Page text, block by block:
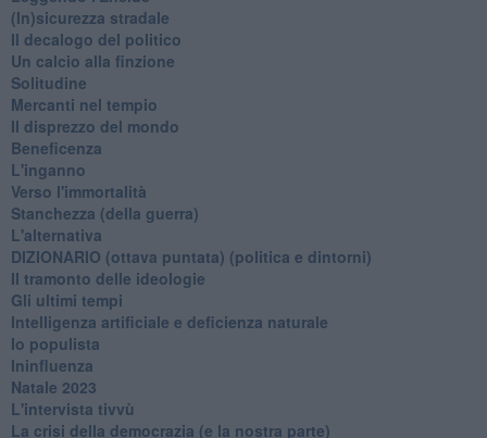
​(In)sicurezza stradale
Il decalogo del politico
Un calcio alla finzione
Solitudine
Mercanti nel tempio
Il disprezzo del mondo
Beneficenza
L'inganno
Verso l'immortalità
Stanchezza (della guerra)
L'alternativa
​DIZIONARIO (ottava puntata) (politica e dintorni)
Il tramonto delle ideologie
Gli ultimi tempi
Intelligenza artificiale e deficienza naturale
Io populista
Ininfluenza
Natale 2023
L'intervista tivvù
La crisi della democrazia (e la nostra parte)